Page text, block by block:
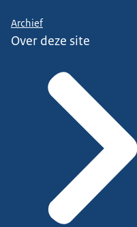
Archief
Over deze site